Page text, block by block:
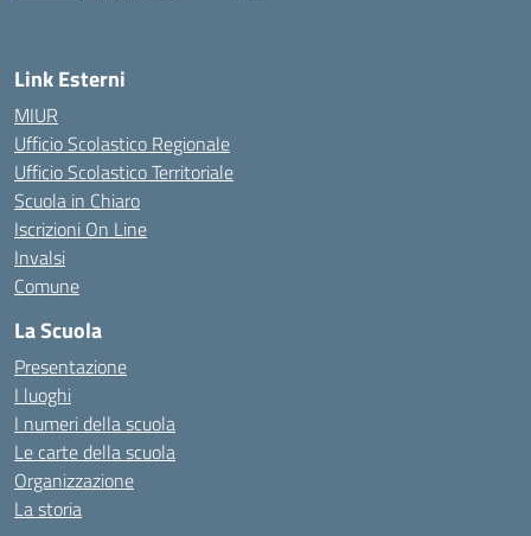
Link Esterni
MIUR
Ufficio Scolastico Regionale
Ufficio Scolastico Territoriale
Scuola in Chiaro
Iscrizioni On Line
Invalsi
Comune
La Scuola
Presentazione
I luoghi
I numeri della scuola
Le carte della scuola
Organizzazione
La storia